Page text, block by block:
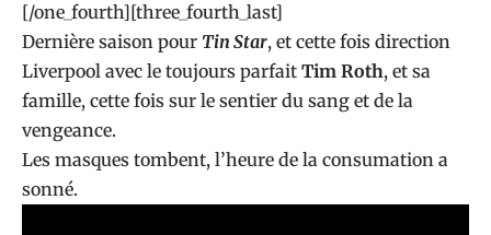
[/one_fourth][three_fourth_last]
Dernière saison pour Tin Star, et cette fois direction
Liverpool avec le toujours parfait Tim Roth, et sa
famille, cette fois sur le sentier du sang et de la
vengeance.
Les masques tombent, l’heure de la consumation a
sonné.